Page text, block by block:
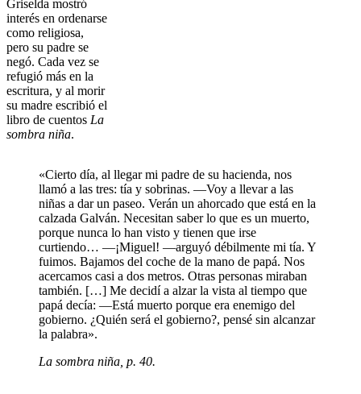
Griselda mostró
interés en ordenarse
como religiosa,
pero su padre se
negó. Cada vez se
refugió más en la
escritura, y al morir
su madre escribió el
libro de cuentos La
sombra niña.
«Cierto día, al llegar mi padre de su hacienda, nos
llamó a las tres: tía y sobrinas. —Voy a llevar a las
niñas a dar un paseo. Verán un ahorcado que está en la
calzada Galván. Necesitan saber lo que es un muerto,
porque nunca lo han visto y tienen que irse
curtiendo… —¡Miguel! —arguyó débilmente mi tía. Y
fuimos. Bajamos del coche de la mano de papá. Nos
acercamos casi a dos metros. Otras personas miraban
también. […] Me decidí a alzar la vista al tiempo que
papá decía: —Está muerto porque era enemigo del
gobierno. ¿Quién será el gobierno?, pensé sin alcanzar
la palabra».
La sombra niña , p. 40.